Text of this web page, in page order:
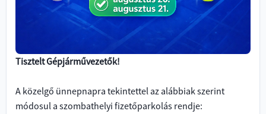
Tisztelt Gépjárművezetők!
A közelgő ünnepnapra tekintettel az alábbiak szerint
módosul a szombathelyi fizetőparkolás rendje: